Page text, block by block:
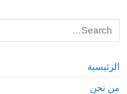
الرئيسية
من نحن